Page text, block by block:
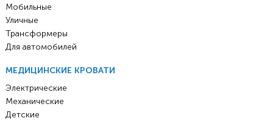
Мобильные
Уличные
Трансформеры
Для автомобилей
МЕДИЦИНСКИЕ КРОВАТИ
Электрические
Механические
Детские